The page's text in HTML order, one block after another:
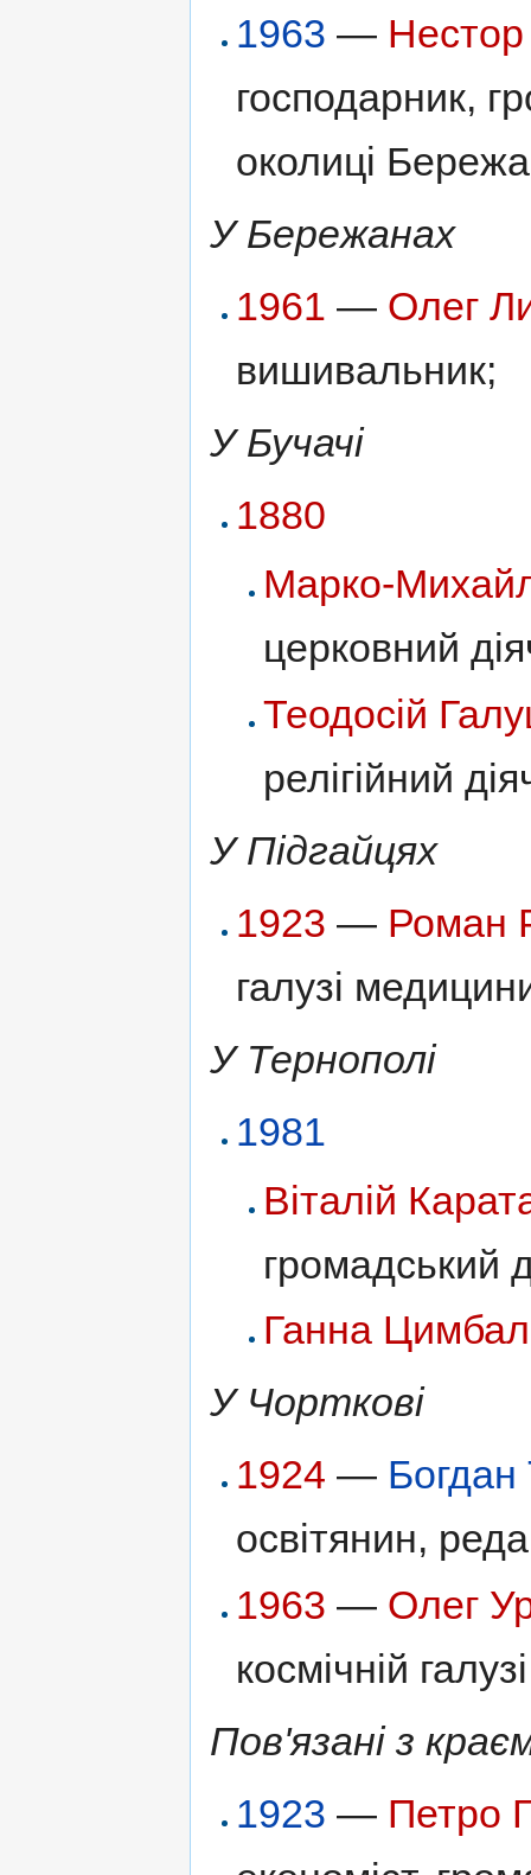
1963 —
господарник,
околиці
У Бережанах
1961 — Олег
вишивальник;
У Бучачі
1880
Марко-
церковний
Теодосій
релігійний
У Підгайцях
1923 — Роман
галузі
У Тернополі
1981
Віталій
громадський
Ганна Цимбал
У Чорткові
1924 — Богдан
освітянин,
1963 — Олег
космічній
Пов'язані з
1923 — Петро